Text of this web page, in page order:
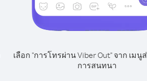
เลือก "การโทรผ่าน Viber Out" จาก เม
การสนทนา